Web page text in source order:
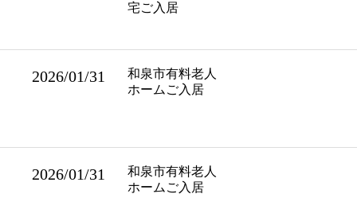
宅ご入居
2026/01/31
和泉市有料老人
ホームご入居
2026/01/31
和泉市有料老人
ホームご入居